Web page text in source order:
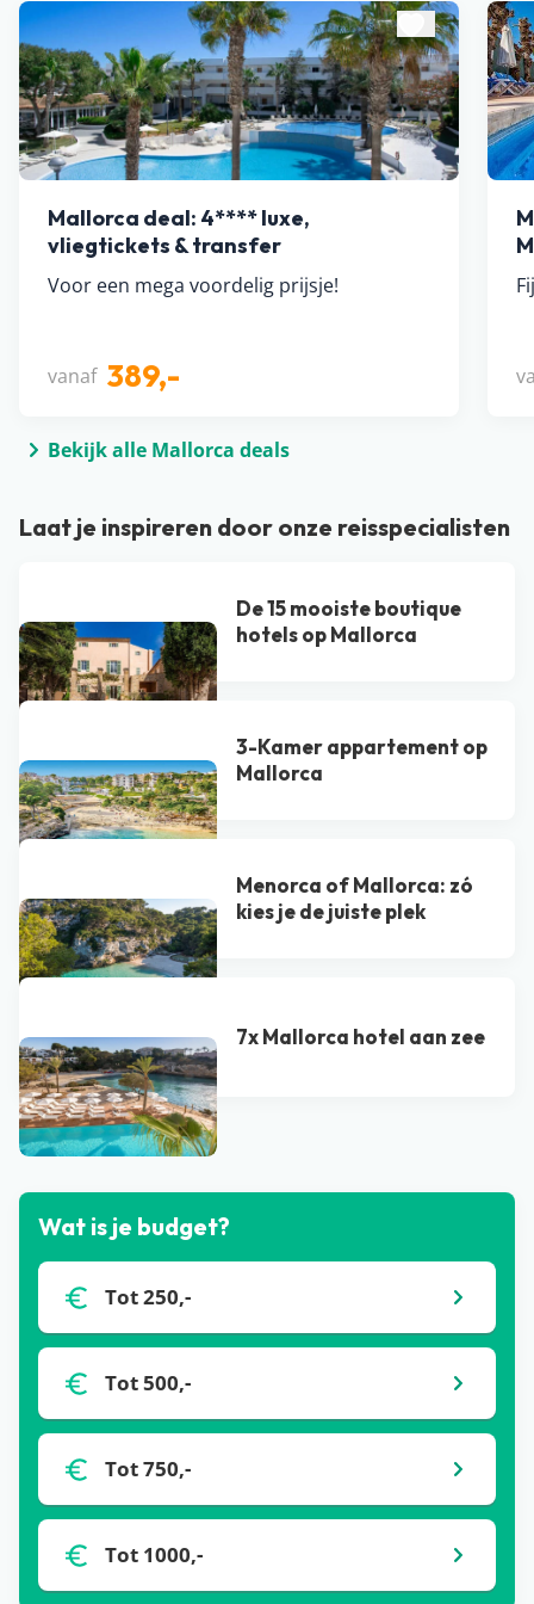
Mallorca deal: 4**** luxe,
vliegtickets & transfer
Voor een mega voordelig prijsje!
vanaf 389,-
Bekijk alle Mallorca deals
Laat je inspireren door onze reisspecialisten
De 15 mooiste boutique
hotels op Mallorca
3-Kamer appartement op
Mallorca
Menorca of Mallorca: zó
kies je de juiste plek
7x Mallorca hotel aan zee
Bekijk alle blogs
Wat is je budget?
Tot 250,-
Tot 500,-
Tot 750,-
Tot 1000,-